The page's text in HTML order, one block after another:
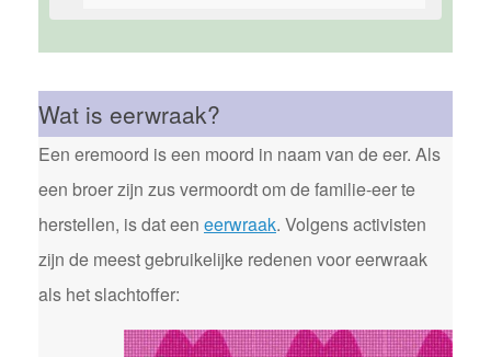
Wat is eerwraak?
Een eremoord is een moord in naam van de eer. Als
een broer zijn zus vermoordt om de familie-eer te
herstellen, is dat een eerwraak. Volgens activisten
zijn de meest gebruikelijke redenen voor eerwraak
als het slachtoffer: